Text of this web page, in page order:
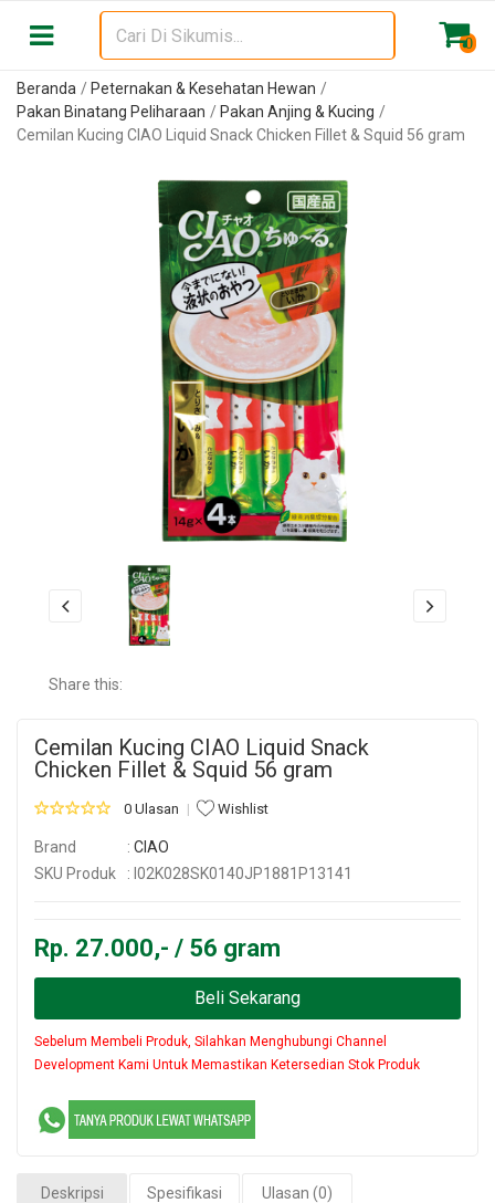
0
Beranda
Peternakan & Kesehatan Hewan
Pakan Binatang Peliharaan
Pakan Anjing & Kucing
Cemilan Kucing CIAO Liquid Snack Chicken Fillet & Squid 56 gram
Share this:
Cemilan Kucing CIAO Liquid Snack
Chicken Fillet & Squid 56 gram
0 Ulasan Wishlist
Brand : CIAO
SKU Produk
: I02K028SK0140JP1881P13141
Rp. 27.000,- / 56 gram
Beli Sekarang
Sebelum Membeli Produk, Silahkan Menghubungi Channel
Development Kami Untuk Memastikan Ketersedian Stok Produk
Deskripsi Spesifikasi Ulasan (0)